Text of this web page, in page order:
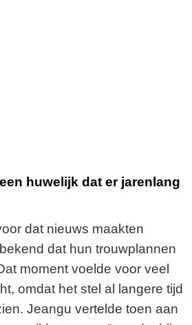
huwelijk dat er jarenlang
dat nieuws maakten
dat hun trouwplannen
moment voelde voor veel
omdat het stel al langere tijd
Jeangu vertelde toen aan